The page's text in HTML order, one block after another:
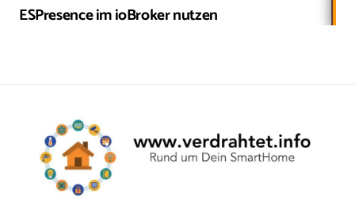
ESPresence im ioBroker nutzen